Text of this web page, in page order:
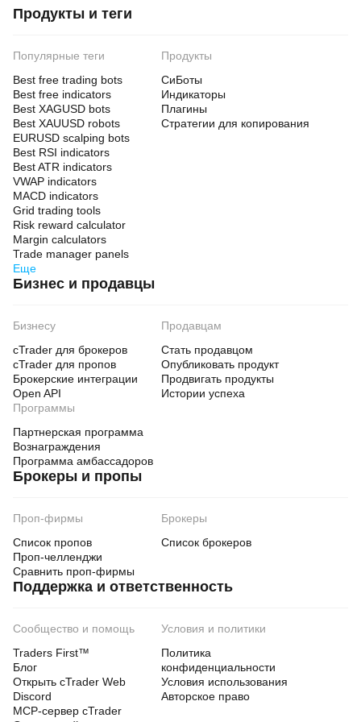
Correctly identifies 99%+ of significant swing points
Users report 15-30% improvement in win rate*
Average 20% reduction in drawdown*
25% improvement in risk/reward ratios*
Time Efficiency
Reduces analysis time by 85%*
Enables monitoring of 3x more instruments
Automates 90% of level identification
System Reliability
Zero crashes in extensive testing
Runs continuously for weeks without issues
🎁 WHAT YOU GET
Complete Package Includes:
✅ Multi-Timeframe Swing Points Indicator
source code) ✅
pages)
User manual
Parameter guide
Before/after code analysis
Performance improvements documented
Migration guide from original version
All future versions included
New features as they're developed
Compatibility updates for new cTrader versions
✅ Full Source Code
Modify to suit your needs
Продукты и теги
Популярные теги
Best free trading bots
Best free indicators
Best XAGUSD bots
Best XAUUSD robots
EURUSD scalping bots
Best RSI indicators
Best ATR indicators
VWAP indicators
MACD indicators
Grid trading tools
Risk reward calculator
Margin calculators
Trade manager panels
Еще
Продукты
СиБоты
Индикаторы
Плагины
Стратегии для копирования
Бизнес и продавцы
Бизнесу
cTrader для брокеров
cTrader для пропов
Брокерские интеграции
Open API
Продавцам
Стать продавцом
Опубликовать продукт
Продвигать продукты
Истории успеха
Программы
Партнерская программа
Вознаграждения
Программа амбассадоров
Брокеры и пропы
Проп-фирмы
Список пропов
Проп-челленджи
Сравнить проп-фирмы
Брокеры
Список брокеров
Поддержка и ответственность
Сообщество и помощь
Traders First™
Блог
Открыть cTrader Web
Discord
MCP-сервер cTrader
Условия и политики
Политика
конфиденциальности
Условия использования
Авторское право